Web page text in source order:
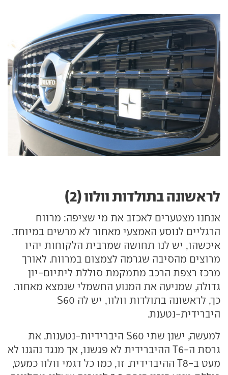
לראשונה בתולדות וולוו (2)
אנחנו מצטערים לאכזב את מי שציפה: מרווח
הרגליים לנוסע האמצעי מאחור לא מרשים במיוחד.
איכשהו, יש לנו תחושה שמרבית הלקוחות יהיו
מרוצים מהסיבה שגרמה לצמצום במרווח. לאורך
מרכז רצפת הרכב מתמקמת סוללת ליתיום-יון
גדולה, שמניעה את המנוע החשמלי שנמצא מאחור.
כך, לראשונה בתולדות וולוו, יש לה S60
היברידית-נטענת.
למעשה, ישנן שתי S60 היברידיות-נטענות. את
גרסת ה-T6 ההיברידית לא פגשנו, אך מנגד נהגנו לא
מעט ב-T8 ההיברידית. זו, כמו כל דגמי וולוו כמעט,